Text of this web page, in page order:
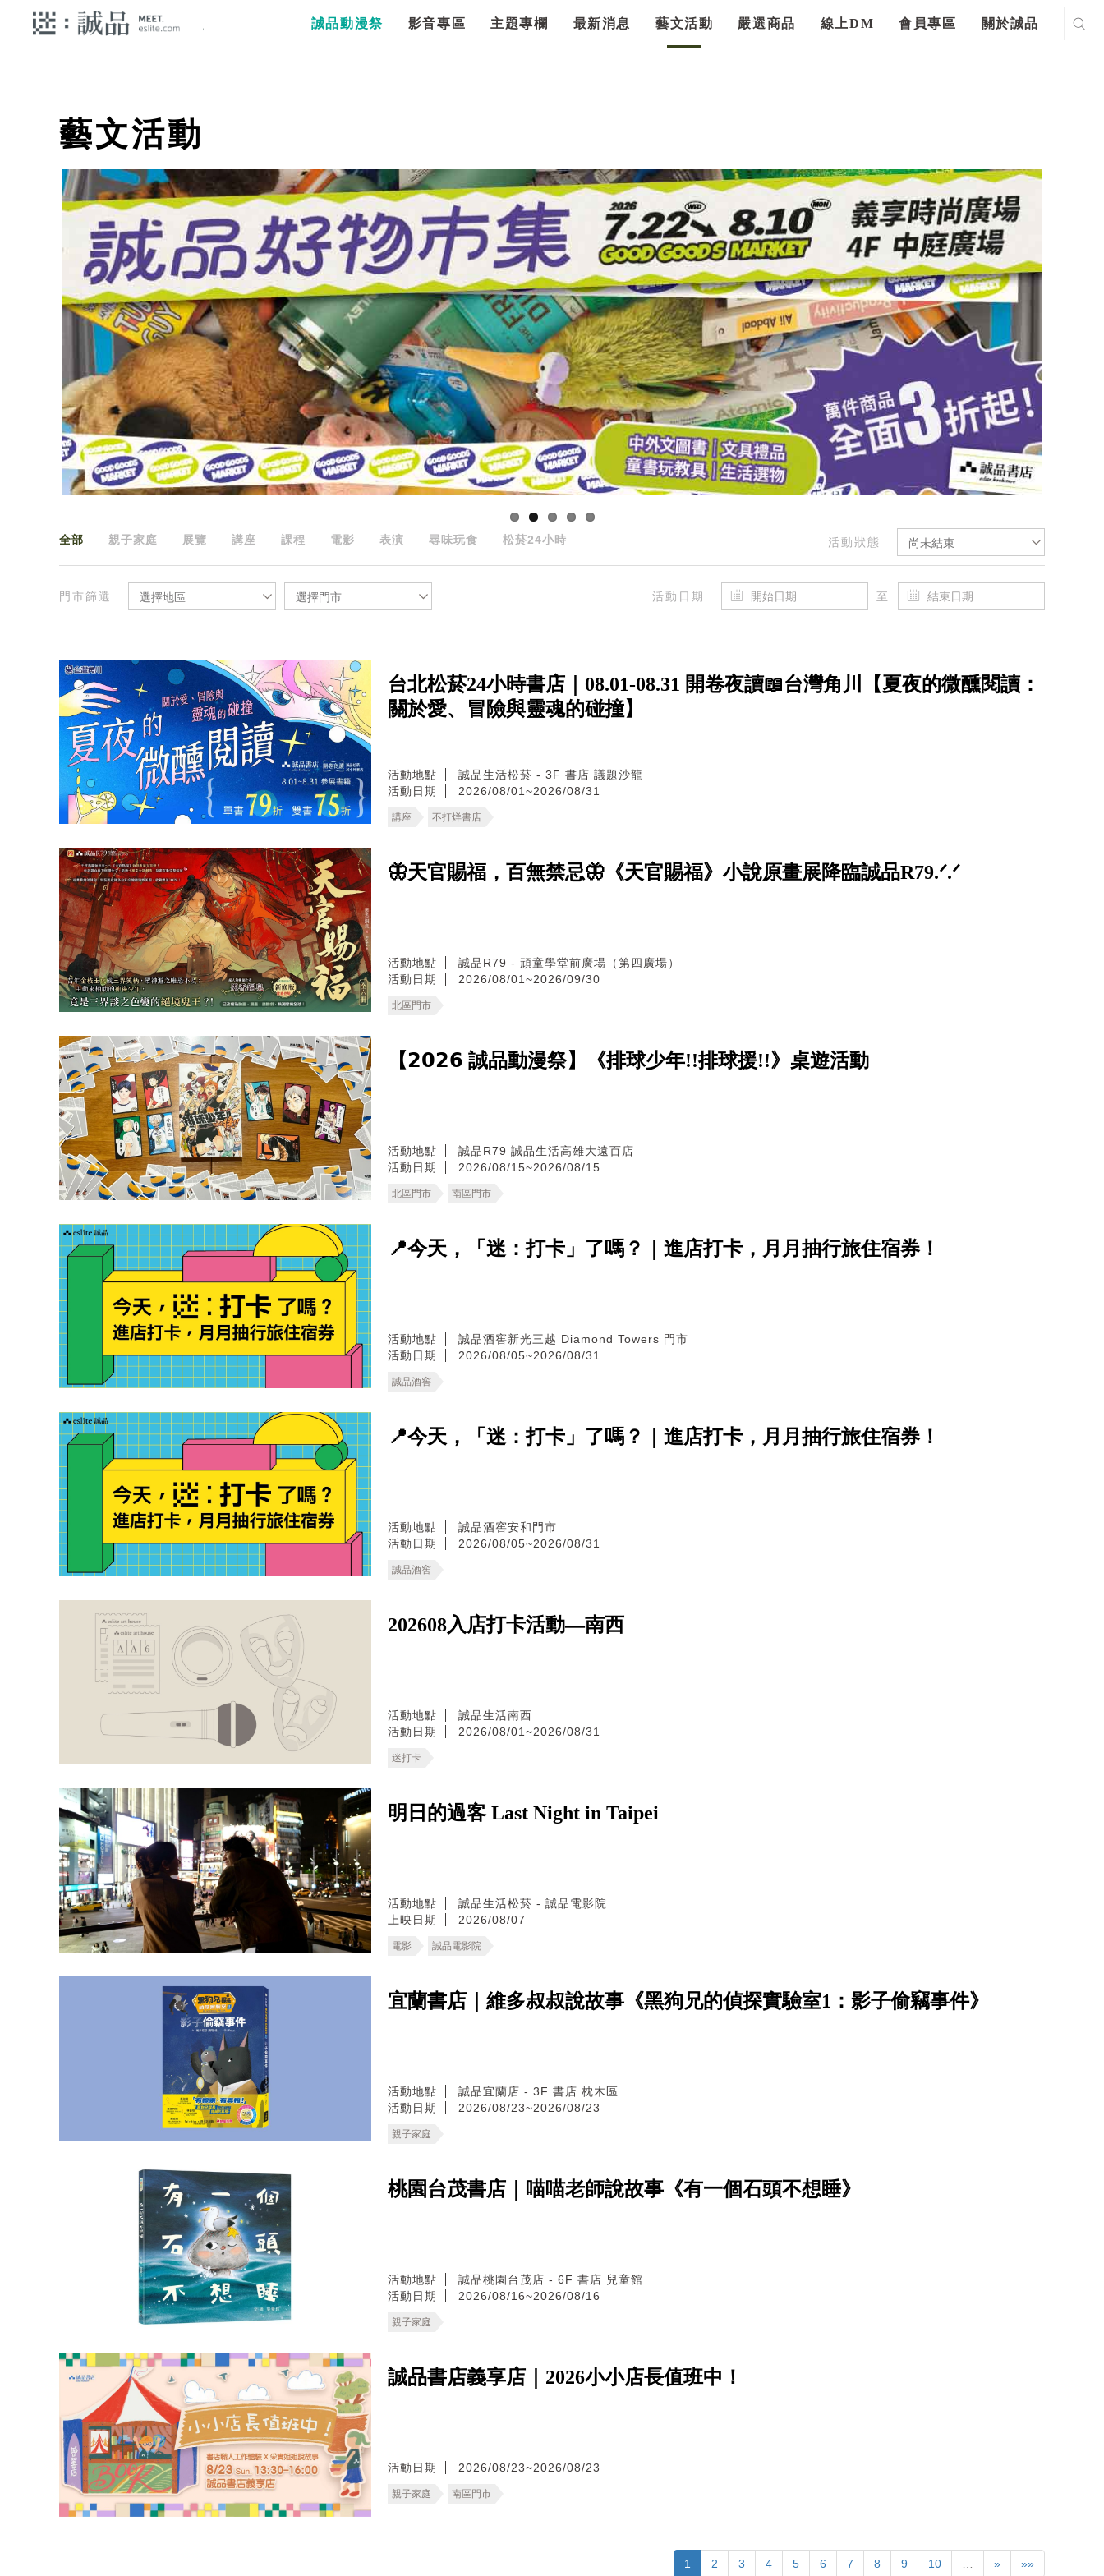
誠品動漫祭 影音專區 主題專欄 最新消息 藝文活動 嚴選商品 線上DM 會員專區 關於誠品
藝文活動
活動狀態 尚未結束
全部 親子家庭 展覽 講座 課程 電影 表演 尋味玩食 松菸24小時
門市篩選 選擇地區 選擇門市 活動日期 至
台北松菸24小時書店｜08.01-08.31 開卷夜讀📖台灣角川【夏夜的微醺閱讀：
關於愛、冒險與靈魂的碰撞】
活動地點
誠品生活松菸 - 3F 書店 議題沙龍
活動日期
2026/08/01~2026/08/31
講座 不打烊書店
🦋天官賜福，百無禁忌🦋《天官賜福》小說原畫展降臨誠品R79.ᐟ.ᐟ
活動地點
誠品R79 - 頑童學堂前廣場（第四廣場）
活動日期
2026/08/01~2026/09/30
北區門市
【𝟮𝟬𝟮𝟲 誠品動漫祭】《排球少年!!排球援!!》桌遊活動
活動地點 誠品R79 誠品生活高雄大遠百店
活動日期
2026/08/15~2026/08/15
北區門市 南區門市
📍今天，「迷：打卡」了嗎？｜進店打卡，月月抽行旅住宿券！
活動地點
誠品酒窖新光三越 Diamond Towers 門市
活動日期
2026/08/05~2026/08/31
誠品酒窖
📍今天，「迷：打卡」了嗎？｜進店打卡，月月抽行旅住宿券！
活動地點
誠品酒窖安和門市
活動日期
2026/08/05~2026/08/31
誠品酒窖
202608入店打卡活動—南西
活動地點
誠品生活南西
活動日期
2026/08/01~2026/08/31
迷打卡
明日的過客 Last Night in Taipei
活動地點
誠品生活松菸 - 誠品電影院
上映日期
2026/08/07
電影 誠品電影院
宜蘭書店｜維多叔叔說故事《黑狗兄的偵探實驗室1：影子偷竊事件》
活動地點
誠品宜蘭店 - 3F 書店 枕木區
活動日期
2026/08/23~2026/08/23
親子家庭
桃園台茂書店｜喵喵老師說故事《有一個石頭不想睡》
活動地點
誠品桃園台茂店 - 6F 書店 兒童館
活動日期
2026/08/16~2026/08/16
親子家庭
誠品書店義享店｜2026小小店長值班中！
活動日期 2026/08/23~2026/08/23
親子家庭 南區門市
1 2 3 4 5 6 7 8 9 10 » »»